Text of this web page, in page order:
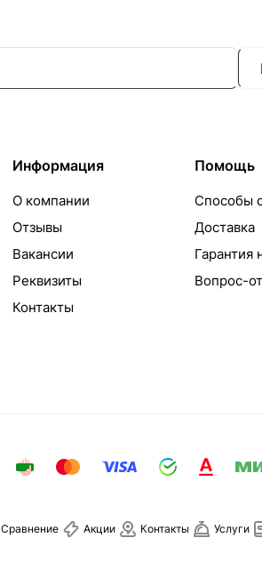
Информация
О компании
Отзывы
Вакансии
Реквизиты
Контакты
Помощь
Способы
Доставка
Гарантия
Вопрос-
Сравнение Акции Контакты Услуги